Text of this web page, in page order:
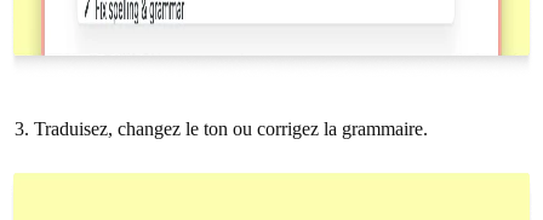
Traduisez, changez le ton ou corrigez la grammaire.